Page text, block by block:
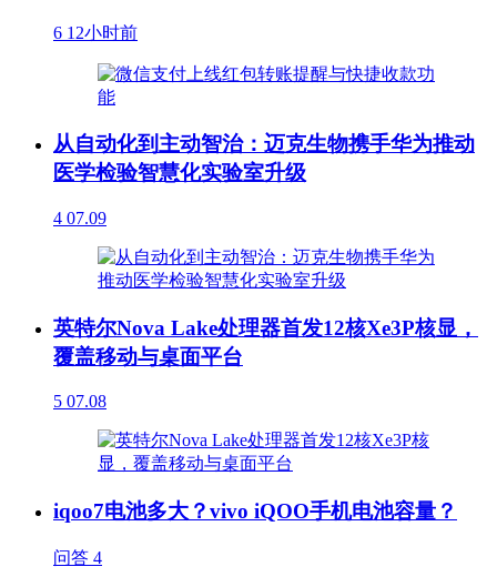
6 12小时前
从自动化到主动智治：迈克生物携手华为推动
医学检验智慧化实验室升级
4 07.09
英特尔Nova Lake处理器首发12核Xe3P核显，
覆盖移动与桌面平台
5 07.08
iqoo7电池多大？vivo iQOO手机电池容量？
问答 4